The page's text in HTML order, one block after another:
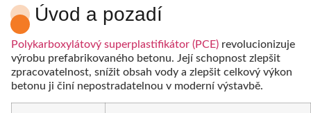
Úvod a pozadí
Polykarboxylátový superplastifikátor (PCE) revolucionizuje
výrobu prefabrikovaného betonu. Její schopnost zlepšit
zpracovatelnost, snížit obsah vody a zlepšit celkový výkon
betonu ji činí nepostradatelnou v moderní výstavbě.